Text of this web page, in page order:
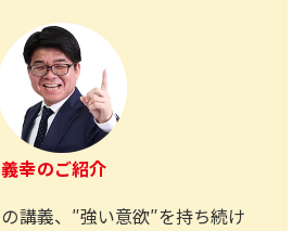
幸のご紹介
講義、″強い意欲″を持ち続け